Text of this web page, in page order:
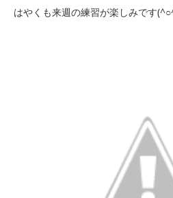
はやくも来週の練習が楽しみです